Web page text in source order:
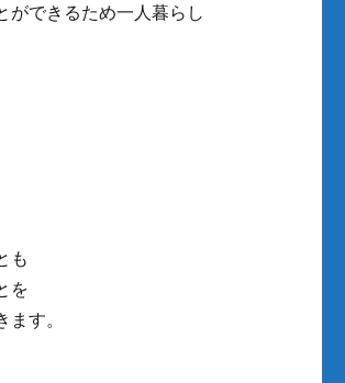
ができるため一人暮らし
も
を
す。